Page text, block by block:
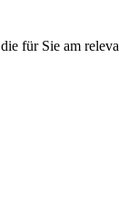
für Sie am